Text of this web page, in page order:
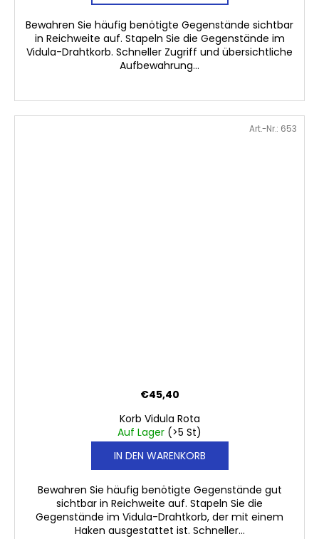
Bewahren Sie häufig benötigte Gegenstände sichtbar
in Reichweite auf. Stapeln Sie die Gegenstände im
Vidula-Drahtkorb. Schneller Zugriff und übersichtliche
Aufbewahrung...
Korb Vidula Rota
Auf Lager (>5 St)
€45,40
IN DEN WARENKORB
Bewahren Sie häufig benötigte Gegenstände gut
sichtbar in Reichweite auf. Stapeln Sie die
Gegenstände im Vidula-Drahtkorb, der mit einem
Haken ausgestattet ist. Schneller...
Art.-Nr.: 653